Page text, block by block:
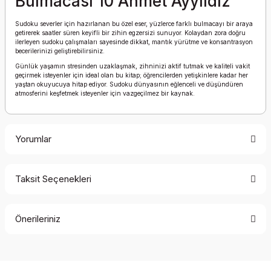
Sudoku severler için hazırlanan bu özel eser, yüzlerce farklı bulmacayı bir araya
getirerek saatler süren keyifli bir zihin egzersizi sunuyor. Kolaydan zora doğru
ilerleyen sudoku çalışmaları sayesinde dikkat, mantık yürütme ve konsantrasyon
becerilerinizi geliştirebilirsiniz.
Günlük yaşamın stresinden uzaklaşmak, zihninizi aktif tutmak ve kaliteli vakit
geçirmek isteyenler için ideal olan bu kitap; öğrencilerden yetişkinlere kadar her
yaştan okuyucuya hitap ediyor. Sudoku dünyasının eğlenceli ve düşündüren
atmosferini keşfetmek isteyenler için vazgeçilmez bir kaynak.
Yorumlar
Taksit Seçenekleri
Önerileriniz